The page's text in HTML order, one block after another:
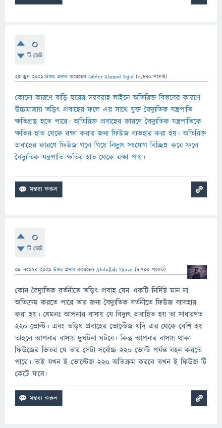
0
টি ভোট
25 জুন 2021 উত্তর প্রদান করেছেন Sabbir Ahmed Sajid (8,670 পয়েন্ট)
কোনো কারণে বাড়ি ঘরের সরবরাহ লাইনে অতিরিক্ত বিভবের কারণে
উচ্চমাত্রায় তড়িৎ প্রবাহের ফলে এর সাথে যুক্ত বৈদ্যুতিক যন্ত্রপাতি
ক্ষতিগ্রস্থ হতে পারে। অতিরিক্ত প্রবাহের কারণে বৈদ্যুতিক যন্ত্রপাতিকে
ক্ষতির হাত থেকে রক্ষা করার জন্য ফিউজ ব্যভহার করা হয়। অতিরিক্ত
প্রবাহের কারণে ফিউজ গলে গিয়ে বিদ্যুৎ সংযোগ বিচ্ছিন্ন করে ফলে
বৈদ্যুতিক যন্ত্রপাতি ক্ষতির হাত থেকে রক্ষা পায়।
0
টি ভোট
08 নভেম্বর 2021 উত্তর প্রদান করেছেন Abdullah Shuvo (7,700 পয়েন্ট)
কোন বৈদ্যুতিক বর্তনীতে তড়িৎ প্রবাহ যেন একটি নির্দিষ্ট মান না
অতিক্রম করতে পারে তার জন্য বৈদ্যুতিক বর্তনীতে ফিউজ ব্যাবহার
করা হয়। যেমনঃ আপনার বাসায় যে বিদ্যুৎ প্রবাহিত হয় তা সাধারণত
২২০ ভোল্ট। এবং তড়িৎ প্রবাহের ভোল্টেজ যদি এর থেকে বেশি হয়
তাহলে আপনার বাসায় দুর্ঘটনা ঘটবে। কিন্তু আপনার বাসায় থাকা
ফিউজের ভিতর যে তার সেটা সর্বোচ্চ ২২০ ভোল্ট পর্যন্ত বহন করতে
পারে। তাই যখন ই ভোল্টেজ ২২০ অতিক্রম করবে তখন ই ফিউজ টি
কেটে যাবে।